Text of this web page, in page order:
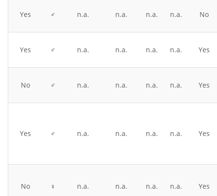
Yes ♂ n.a. n.a. n.a. n.a. No
Yes ♂ n.a. n.a. n.a. n.a. Yes
No ♂ n.a. n.a. n.a. n.a. Yes
Yes ♂ n.a. n.a. n.a. n.a. Yes
No ♀ n.a. n.a. n.a. n.a. Yes